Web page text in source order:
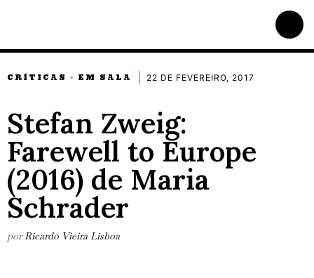
CRÍTICAS · EM SALA 22 DE FEVEREIRO, 2017
Stefan Zweig:
Farewell to Europe
(2016) de Maria
Schrader
porRicardo Vieira Lisboa